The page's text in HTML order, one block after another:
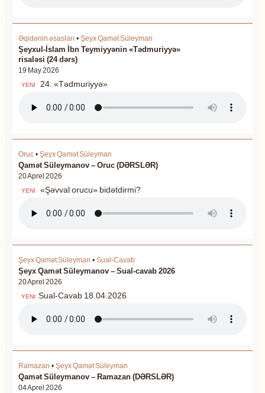
Əqidənin əsasları • Şeyx Qamət Süleyman
Şeyxul-İslam İbn Teymiyyənin «Tədmuriyyə»
risaləsi (24 dərs)
19 May 2026
YENİ 24. «Tədmuriyyə»
Oruc • Şeyx Qamət Süleyman
Qamət Süleymanov – Oruc (DƏRSLƏR)
20 Aprel 2026
YENİ «Şəvval orucu» bidətdirmi?
Şeyx Qamət Süleyman • Sual-Cavab
Şeyx Qamət Süleymanov – Sual-cavab 2026
20 Aprel 2026
YENI Sual-Cavab 18.04.2026
Ramazan • Şeyx Qamət Süleyman
Qamət Süleymanov – Ramazan (DƏRSLƏR)
04 Aprel 2026